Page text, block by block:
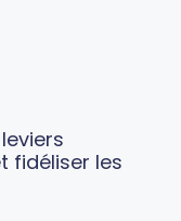
fidéliser les